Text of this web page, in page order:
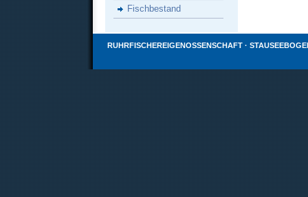
Fischbestand
RUHRFISCHEREIGENOSSENSCHAFT ·